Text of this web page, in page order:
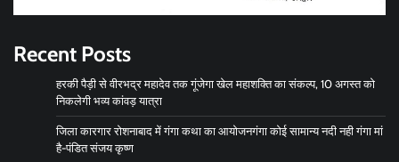
Recent Posts
हरकी पैड़ी से वीरभद्र महादेव तक गूंजेगा खेल महाशक्ति का संकल्प, 10 अगस्त को
निकलेगी भव्य कांवड़ यात्रा
जिला कारगार रोशनाबाद में गंगा कथा का आयोजनगंगा कोई सामान्य नदी नही गंगा मां
है-पंडित संजय कृष्ण